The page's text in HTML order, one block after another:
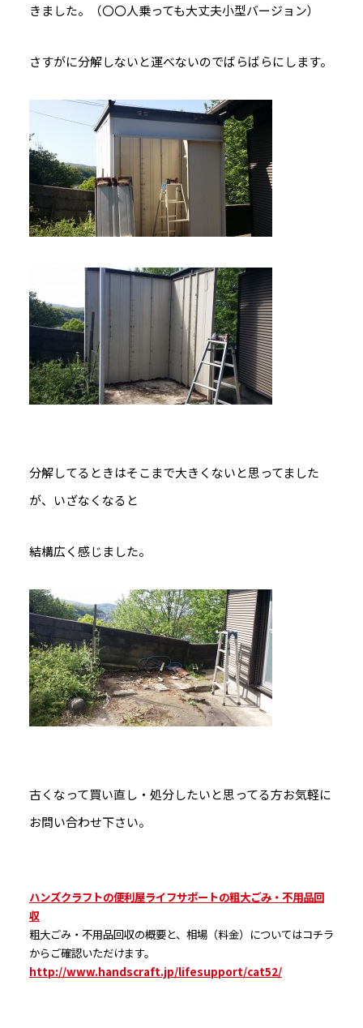
きました。（〇〇人乗っても大丈夫小型バージョン）
さすがに分解しないと運べないのでばらばらにします。
分解してるときはそこまで大きくないと思ってました
が、いざなくなると
結構広く感じました。
古くなって買い直し・処分したいと思ってる方お気軽に
お問い合わせ下さい。
ハンズクラフトの便利屋ライフサポートの粗大ごみ・不用品回
収
粗大ごみ・不用品回収の概要と、相場（料金）についてはコチラ
からご確認いただけます。
http://www.handscraft.jp/lifesupport/cat52/